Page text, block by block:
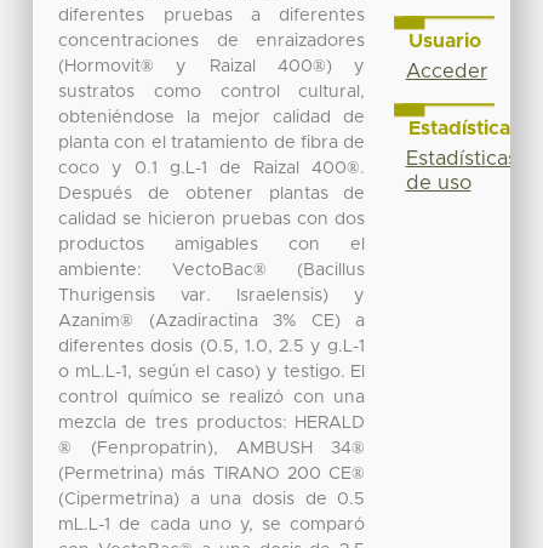
diferentes pruebas a diferentes
concentraciones de enraizadores
(Hormovit® y Raizal 400®) y
sustratos como control cultural,
obteniéndose la mejor calidad de
planta con el tratamiento de fibra de
coco y 0.1 g.L-1 de Raizal 400®.
Después de obtener plantas de
calidad se hicieron pruebas con dos
productos amigables con el
ambiente: VectoBac® (Bacillus
Thurigensis var. Israelensis) y
Azanim® (Azadiractina 3% CE) a
diferentes dosis (0.5, 1.0, 2.5 y g.L-1
o mL.L-1, según el caso) y testigo. El
control químico se realizó con una
mezcla de tres productos: HERALD
® (Fenpropatrin), AMBUSH 34®
(Permetrina) más TIRANO 200 CE®
(Cipermetrina) a una dosis de 0.5
mL.L-1 de cada uno y, se comparó
Usuario
Acceder
Estadísticas
Estadísticas
de uso